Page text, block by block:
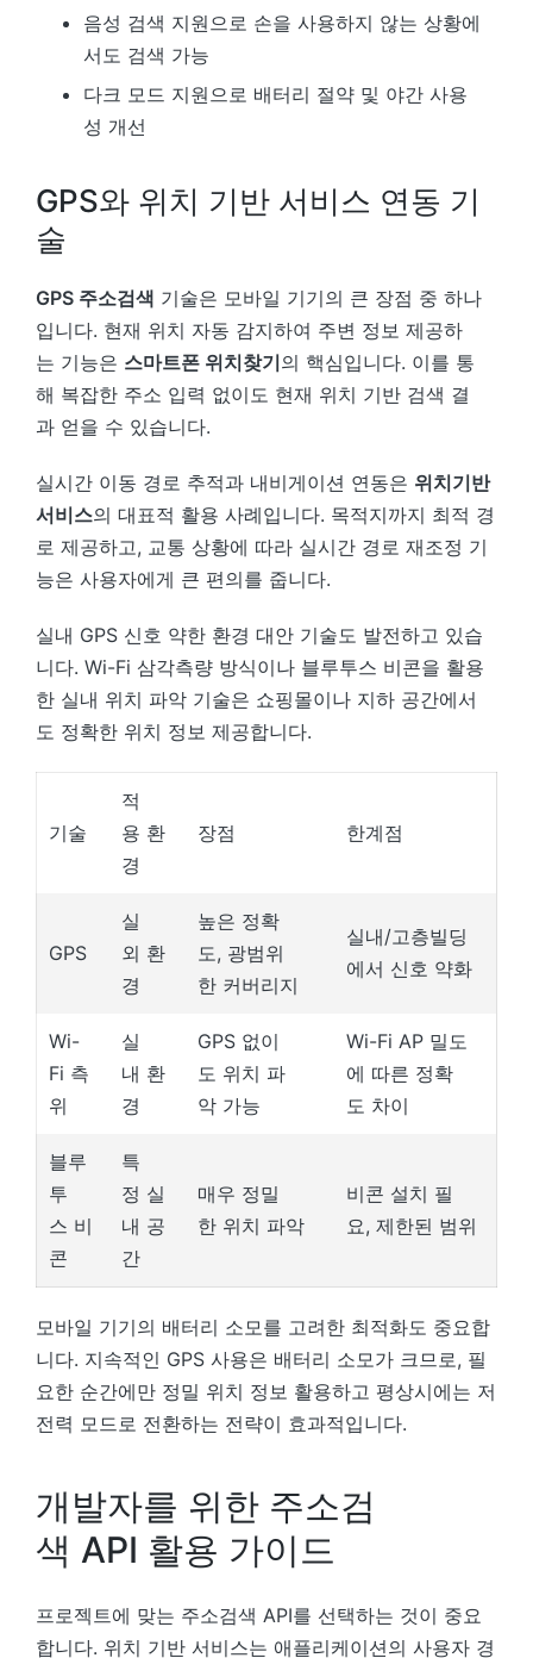
음성 검색 지원으로 손을 사용하지 않는 상황에
서도 검색 가능
다크 모드 지원으로 배터리 절약 및 야간 사용
성 개선
GPS와 위치 기반 서비스 연동 기
술
GPS 주소검색 기술은 모바일 기기의 큰 장점 중 하나
입니다. 현재 위치 자동 감지하여 주변 정보 제공하
는 기능은 스마트폰 위치찾기의 핵심입니다. 이를 통
해 복잡한 주소 입력 없이도 현재 위치 기반 검색 결
과 얻을 수 있습니다.
실시간 이동 경로 추적과 내비게이션 연동은 위치기반
서비스의 대표적 활용 사례입니다. 목적지까지 최적 경
로 제공하고, 교통 상황에 따라 실시간 경로 재조정 기
능은 사용자에게 큰 편의를 줍니다.
실내 GPS 신호 약한 환경 대안 기술도 발전하고 있습
니다. Wi-Fi 삼각측량 방식이나 블루투스 비콘을 활용
한 실내 위치 파악 기술은 쇼핑몰이나 지하 공간에서
도 정확한 위치 정보 제공합니다.
기술
적
용 환
경
장점 한계점
GPS
실
외 환
경
높은 정확
도, 광범위
한 커버리지
실내/고층빌딩
에서 신호 약화
Wi-
Fi 측
위
실
내 환
경
GPS 없이
도 위치 파
악 가능
Wi-Fi AP 밀도
에 따른 정확
도 차이
블루
투
스 비
콘
특
정 실
내 공
간
매우 정밀
한 위치 파악
비콘 설치 필
요, 제한된 범위
모바일 기기의 배터리 소모를 고려한 최적화도 중요합
니다. 지속적인 GPS 사용은 배터리 소모가 크므로, 필
요한 순간에만 정밀 위치 정보 활용하고 평상시에는 저
전력 모드로 전환하는 전략이 효과적입니다.
개발자를 위한 주소검
색 API 활용 가이드
프로젝트에 맞는 주소검색 API를 선택하는 것이 중요
합니다. 위치 기반 서비스는 애플리케이션의 사용자 경